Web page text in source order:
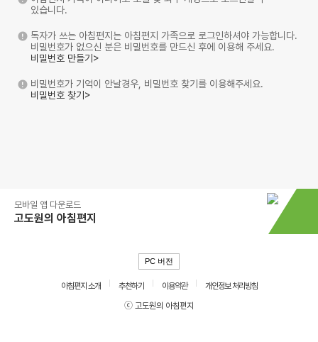
있습니다.
독자가 쓰는 아침편지는 아침편지 가족으로 로그인하셔야 가능합니다.
비밀번호가 없으신 분은 비밀번호를 만드신 후에 이용해 주세요.
비밀번호 만들기>
비밀번호가 기억이 안날경우, 비밀번호 찾기를 이용해주세요.
비밀번호 찾기>
모바일 앱 다운로드
고도원의 아침편지
PC 버전
아침편지 소개 추천하기 이용약관
개인정보 처리방침
ⓒ 고도원의 아침편지